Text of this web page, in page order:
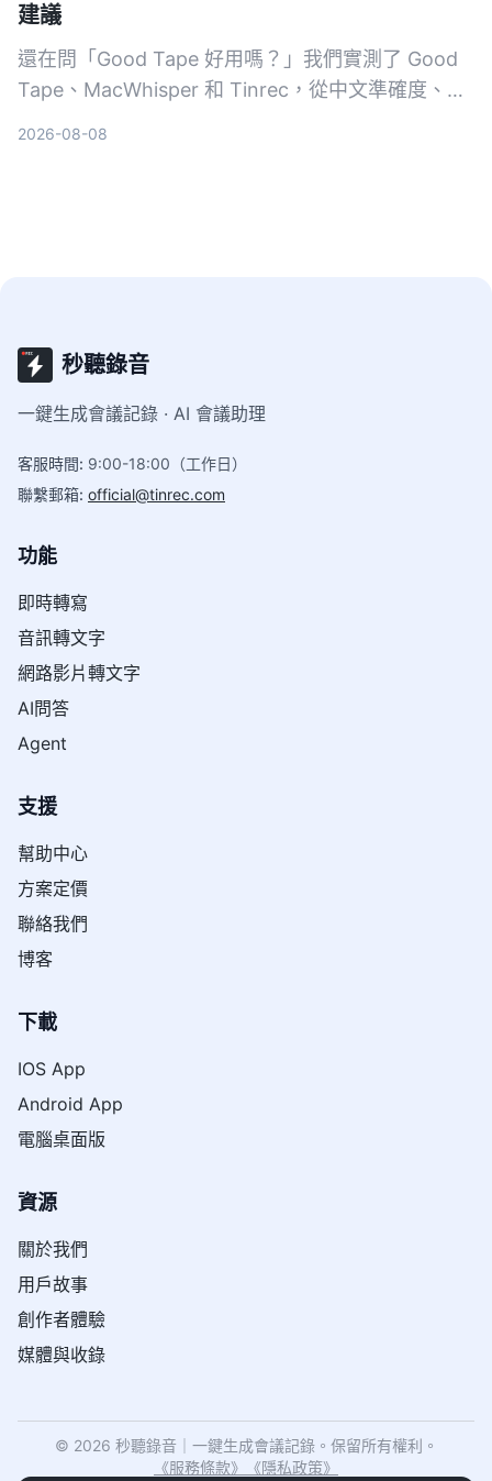
建議
還在問「Good Tape 好用嗎？」我們實測了 Good
Tape、MacWhisper 和 Tinrec，從中文準確度、AI
2026-08-08
秒聽錄音
一鍵生成會議記錄 · AI 會議助理
客服時間: 9:00-18:00（工作日）
聯繫郵箱: official@tinrec.com
功能
即時轉寫
音訊轉文字
網路影片轉文字
AI問答
Agent
支援
幫助中心
方案定價
聯絡我們
博客
下載
IOS App
Android App
電腦桌面版
資源
關於我們
用戶故事
創作者體驗
媒體與收錄
© 2026 秒聽錄音｜一鍵生成會議記錄。保留所有權利。
《服務條款》 《隱私政策》